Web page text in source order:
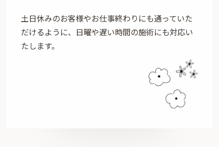
土日休みのお客様やお仕事終わりにも通っていた
だけるように、日曜や遅い時間の施術にも対応い
たします。